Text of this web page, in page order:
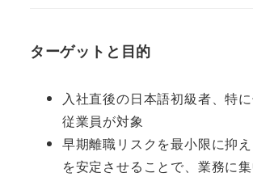
ターゲットと目的
入社直後の日本語初級者、特
従業員が対象
早期離職リスクを最小限に抑
を安定させることで、業務に